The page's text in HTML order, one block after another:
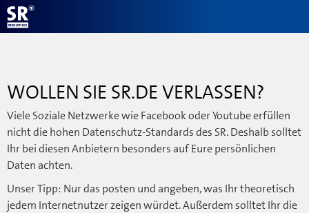
WOLLEN SIE SR.DE VERLASSEN?
Viele Soziale Netzwerke wie Facebook oder Youtube erfüllen
nicht die hohen Datenschutz-Standards des SR. Deshalb solltet
Ihr bei diesen Anbietern besonders auf Eure persönlichen
Daten achten.
Unser Tipp: Nur das posten und angeben, was Ihr theoretisch
jedem Internetnutzer zeigen würdet. Außerdem solltet Ihr die